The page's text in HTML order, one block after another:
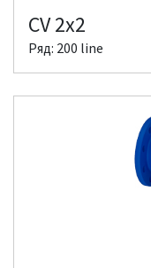
CV 2x2
Ряд: 200 line